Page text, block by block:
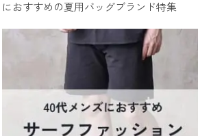
におすすめの夏用バッグブランド特集